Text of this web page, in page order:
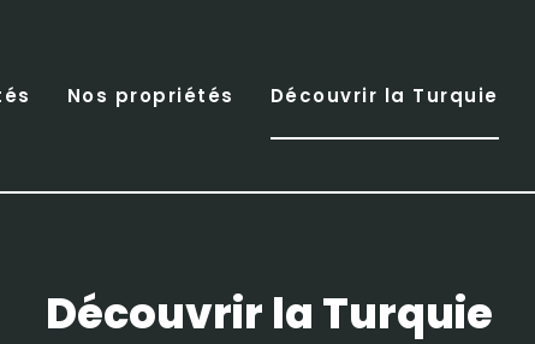
Nos propriétés Découvrir la Turquie
Découvrir la Turquie